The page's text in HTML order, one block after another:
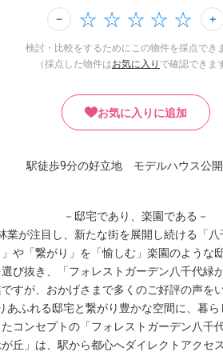
検討・比較をするためにこの物件を採点でき
（採点した物件はお気に入り で確認できま
お気に入りに追加
駅徒歩9分の好立地 モデルハウス公開
－邸宅であり、楽園である－
業が注目し、新たな街を展開し続ける「八
」や「繋がり」を「愉しむ」楽園のような
び抜き、「フォレストガーデン八千代
すが、おかげさまで多くのご好評の声を
あふれる邸宅と繋がり豊かな空間に、暮
コンセプトの「フォレストガーデン八千
が丘」は、駅から都心へダイレクトアクセ